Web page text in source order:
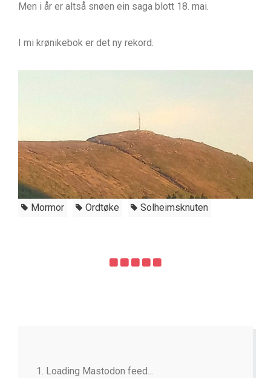
Men i år er altså snøen ein saga blott 18. mai.
I mi krønikebok er det ny rekord.
Mormor Ordtøke Solheimsknuten
Loading Mastodon feed...